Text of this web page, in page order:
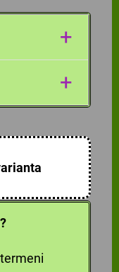
+
o
în care a +
a fost